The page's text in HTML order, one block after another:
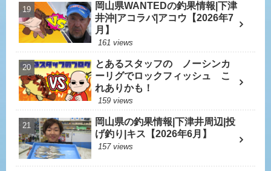
岡山県WANTEDの釣果情報|下津
井沖|アコラバ|アコウ【2026年7
月】
161 views
とあるスタッフの ノーシンカ
ーリグでロックフィッシュ こ
れありかも！
159 views
岡山県の釣果情報|下津井周辺|投
げ釣り|キス【2026年6月】
157 views